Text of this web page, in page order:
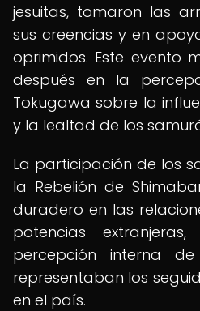
jesuitas, tomaron las
sus creencias y en
oprimidos. Este evento
después en la
Tokugawa sobre la
y la lealtad de los
La participación de los
la Rebelión de
duradero en las
potencias
percepción interna
representaban los
en el país.